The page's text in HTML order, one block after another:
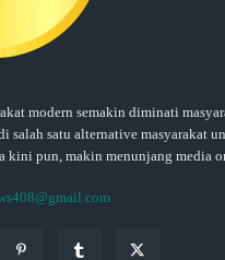
modern semakin diminati
salah satu alternative masyarakat
kini pun, makin menunjang media